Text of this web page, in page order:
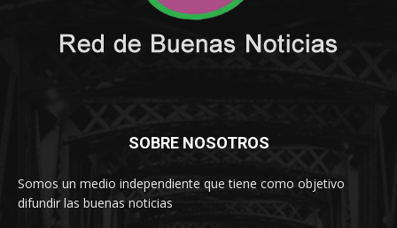
SOBRE NOSOTROS
Somos un medio independiente que tiene como objetivo
difundir las buenas noticias